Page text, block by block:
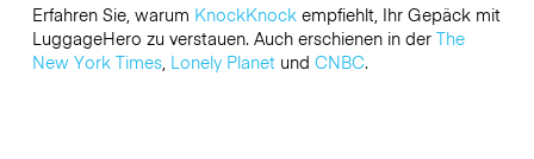
Erfahren Sie, warum KnockKnockempfiehlt, Ihr Gepäck mit
LuggageHero zu verstauen. Auch erschienen in der The
New York Times, Lonely Planetund CNBC.